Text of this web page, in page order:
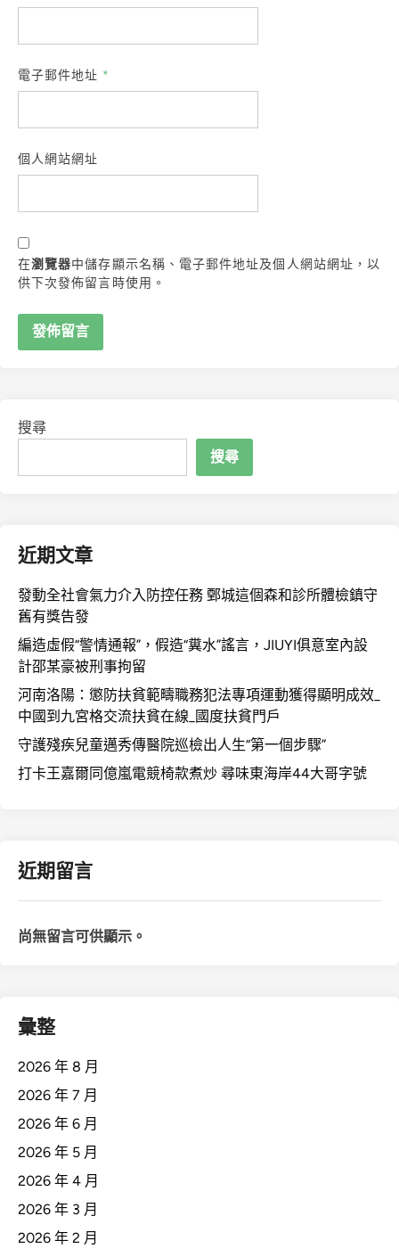
電子郵件地址 *
個人網站網址
在瀏覽器中儲存顯示名稱、電子郵件地址及個人網站網址，以
供下次發佈留言時使用。
搜尋
搜尋
近期文章
發動全社會氣力介入防控任務 鄄城這個森和診所體檢鎮守
舊有獎告發
編造虛假“警情通報”，假造“糞水”謠言，JIUYI俱意室內設
計邵某豪被刑事拘留
河南洛陽：懲防扶貧範疇職務犯法專項運動獲得顯明成效_
中國到九宮格交流扶貧在線_國度扶貧門戶
守護殘疾兒童邁秀傳醫院巡檢出人生“第一個步驟”
打卡王嘉爾同億嵐電競椅款煮炒 尋味東海岸44大哥字號
近期留言
尚無留言可供顯示。
彙整
2026 年 8 月
2026 年 7 月
2026 年 6 月
2026 年 5 月
2026 年 4 月
2026 年 3 月
2026 年 2 月